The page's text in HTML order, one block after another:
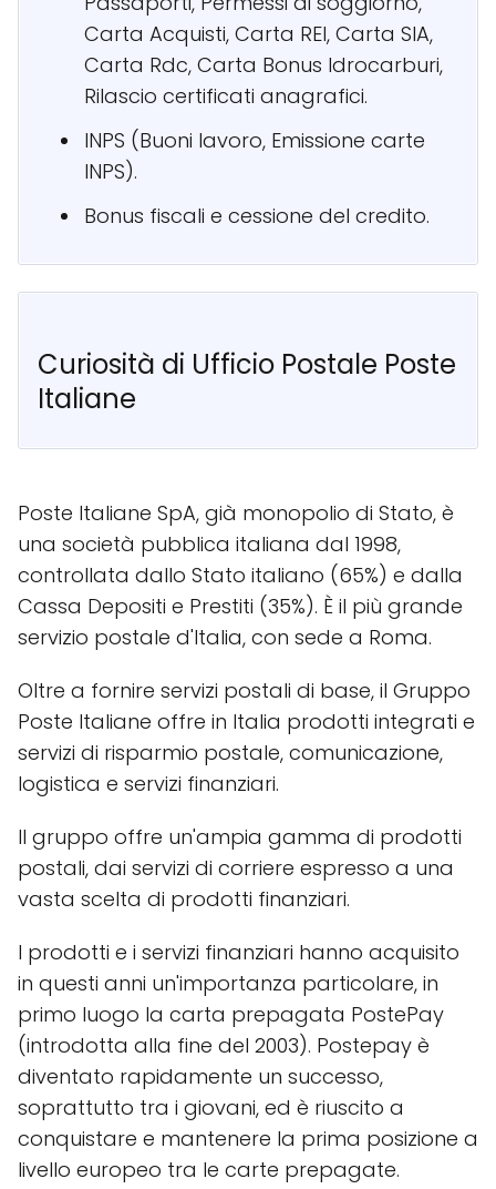
Carta Acquisti, Carta REI, Carta SIA,
Carta Rdc, Carta Bonus Idrocarburi,
Rilascio certificati anagrafici.
INPS (Buoni lavoro, Emissione carte
INPS).
Bonus fiscali e cessione del credito.
Curiosità di Ufficio Postale Poste
Italiane
Poste Italiane SpA, già monopolio di Stato, è
una società pubblica italiana dal 1998,
controllata dallo Stato italiano (65%) e dalla
Cassa Depositi e Prestiti (35%). È il più grande
servizio postale d'Italia, con sede a Roma.
Oltre a fornire servizi postali di base, il Gruppo
Poste Italiane offre in Italia prodotti integrati e
servizi di risparmio postale, comunicazione,
logistica e servizi finanziari.
Il gruppo offre un'ampia gamma di prodotti
postali, dai servizi di corriere espresso a una
vasta scelta di prodotti finanziari.
I prodotti e i servizi finanziari hanno acquisito
in questi anni un'importanza particolare, in
primo luogo la carta prepagata PostePay
(introdotta alla fine del 2003). Postepay è
diventato rapidamente un successo,
soprattutto tra i giovani, ed è riuscito a
conquistare e mantenere la prima posizione a
livello europeo tra le carte prepagate.